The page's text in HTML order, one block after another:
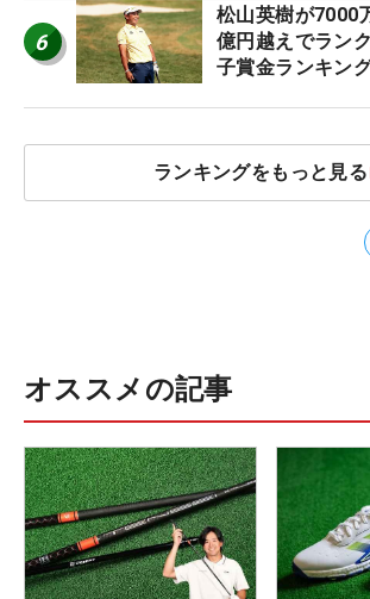
6
松山英樹が
億円越えでラン
子賞金ランキング
ランキングをもっと見る
オススメの記事